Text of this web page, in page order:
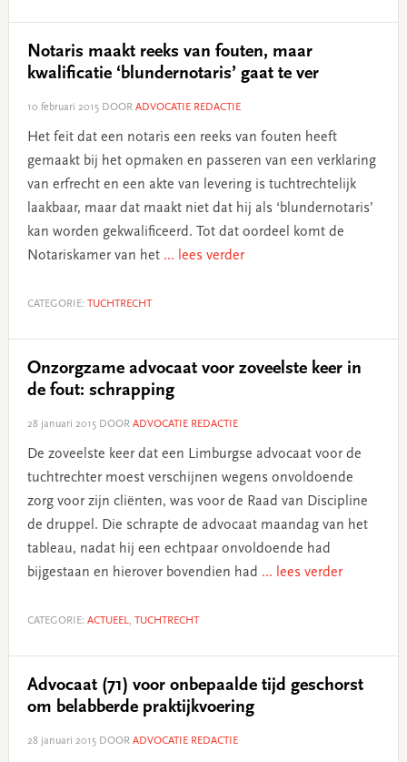
Notaris maakt reeks van fouten, maar
kwalificatie ‘blundernotaris’ gaat te ver
10 februari 2015DOOR ADVOCATIE REDACTIE
Het feit dat een notaris een reeks van fouten heeft
gemaakt bij het opmaken en passeren van een verklaring
van erfrecht en een akte van levering is tuchtrechtelijk
laakbaar, maar dat maakt niet dat hij als ‘blundernotaris’
kan worden gekwalificeerd. Tot dat oordeel komt de
Notariskamer van het ... lees verder
CATEGORIE: TUCHTRECHT
Onzorgzame advocaat voor zoveelste keer in
de fout: schrapping
28 januari 2015DOOR ADVOCATIE REDACTIE
De zoveelste keer dat een Limburgse advocaat voor de
tuchtrechter moest verschijnen wegens onvoldoende
zorg voor zijn cliënten, was voor de Raad van Discipline
de druppel. Die schrapte de advocaat maandag van het
tableau, nadat hij een echtpaar onvoldoende had
bijgestaan en hierover bovendien had ... lees verder
CATEGORIE: ACTUEEL, TUCHTRECHT
Advocaat (71) voor onbepaalde tijd geschorst
om belabberde praktijkvoering
28 januari 2015DOOR ADVOCATIE REDACTIE